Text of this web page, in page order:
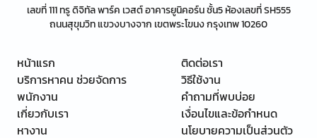
เลขที่ 111 ทรู ดิจิทัล พาร์ค เวสต์ อาคารยูนิคอร์น ชั้น5 ห้องเลขที่ SH555
ถนนสุขุมวิท แขวงบางจาก เขตพระโขนง กรุงเทพ 10260
หน้าแรก
บริการหาคน ช่วยจัดการ
พนักงาน
เกี่ยวกับเรา
หางาน
ติดต่อเรา
วิธีใช้งาน
คำถามที่พบบ่อย
เงื่อนไขและข้อกำหนด
นโยบายความเป็นส่วนตัว